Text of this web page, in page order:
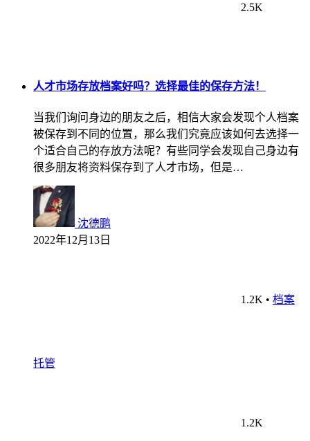
2.5K
人才市场存放档案好吗？选择最佳的保存方法！
当我们询问身边的朋友之后，相信大家会发现个人档案
被保存到不同的位置，那么我们究竟应该如何去选择一
个适合自己的存放方法呢？有些同学会发现自己身边有
很多朋友将资料保存到了人才市场，但是…
沈德鹏
2022年12月13日
1.2K • 档案
托管
1.2K